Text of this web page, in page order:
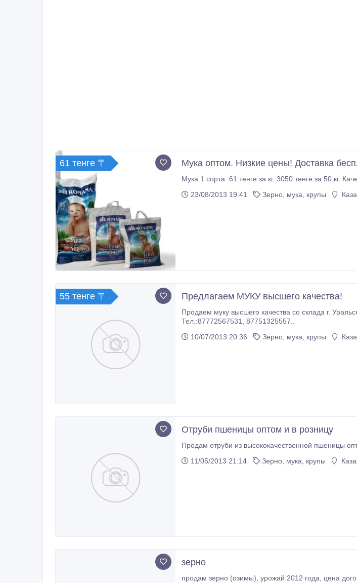
61 тенге 〒 Мука оптом. Низкие цены! Доставка
Мука 1 сорта. 61 тенге за кг. 3050 тенге за 50 кг.
23/08/2013 19:41
Зерно, мука, крупы
55 тенге 〒 Предлагаем МУКУ высшего качества!
Продаем муку высшего качества со склада г. Уральск: в/с по 72 тг/кг, 1/с по 55 тг/кг, 2/с по
Тел.:87772567531, 87751325557..
10/07/2013 20:36
Зерно, мука, крупы
Отруби пшеницы оптом и в розницу
Продам отруби из высококачественной пшеницы
11/05/2013 21:14
Зерно, мука, крупы
зерно